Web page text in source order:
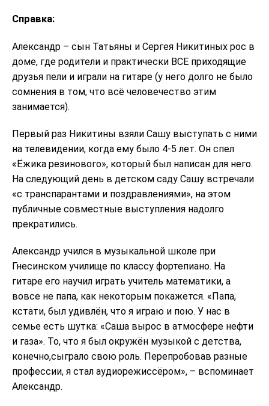
Справка:
Александр – сын Татьяны и Сергея Никитиных рос в
доме, где родители и практически ВСЕ приходящие
друзья пели и играли на гитаре (у него долго не было
сомнения в том, что всё человечество этим
занимается).
Первый раз Никитины взяли Сашу выступать с ними
на телевидении, когда ему было 4-5 лет. Он спел
«Ёжика резинового», который был написан для него.
На следующий день в детском саду Сашу встречали
«с транспарантами и поздравлениями», на этом
публичные совместные выступления надолго
прекратились.
Александр учился в музыкальной школе при
Гнесинском училище по классу фортепиано. На
гитаре его научил играть учитель математики, а
вовсе не папа, как некоторым покажется. «Папа,
кстати, был удивлён, что я играю и пою. У нас в
семье есть шутка: «Саша вырос в атмосфере нефти
и газа». То, что я был окружён музыкой с детства,
конечно,сыграло свою роль. Перепробовав разные
профессии, я стал аудиорежиссёром», – вспоминает
Александр.